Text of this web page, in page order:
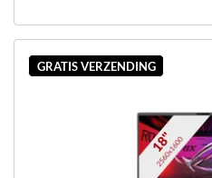
GRATIS VERZENDING